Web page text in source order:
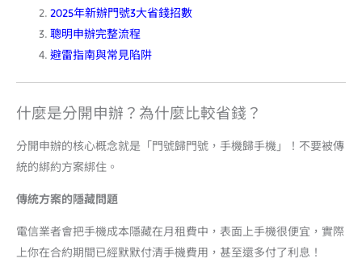
2025年新辦門號3大省錢招數
聰明申辦完整流程
避雷指南與常見陷阱
什麼是分開申辦？為什麼比較省錢？
分開申辦的核心概念就是「門號歸門號，手機歸手機」！不要被傳
統的綁約方案綁住。
傳統方案的隱藏問題
電信業者會把手機成本隱藏在月租費中，表面上手機很便宜，實際
上你在合約期間已經默默付清手機費用，甚至還多付了利息！